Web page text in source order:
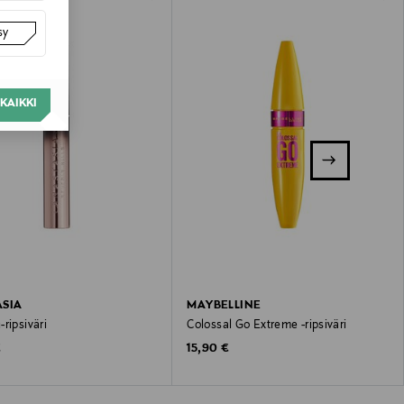
ripsiväri
MAYBELLINE
Colossal Go Extreme -ripsiväri
Original Price
15,90 €